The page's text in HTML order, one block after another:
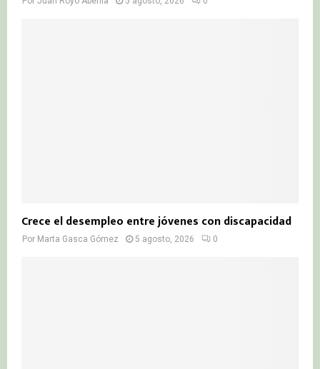
Crece el desempleo entre jóvenes con discapacidad
Por Marta Gasca Gómez 5 agosto, 2026 0